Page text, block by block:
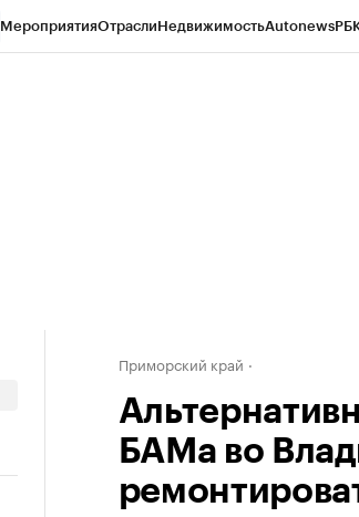
МероприятияОтраслиНедвижимостьAutonews
Приморский край
БАМа во